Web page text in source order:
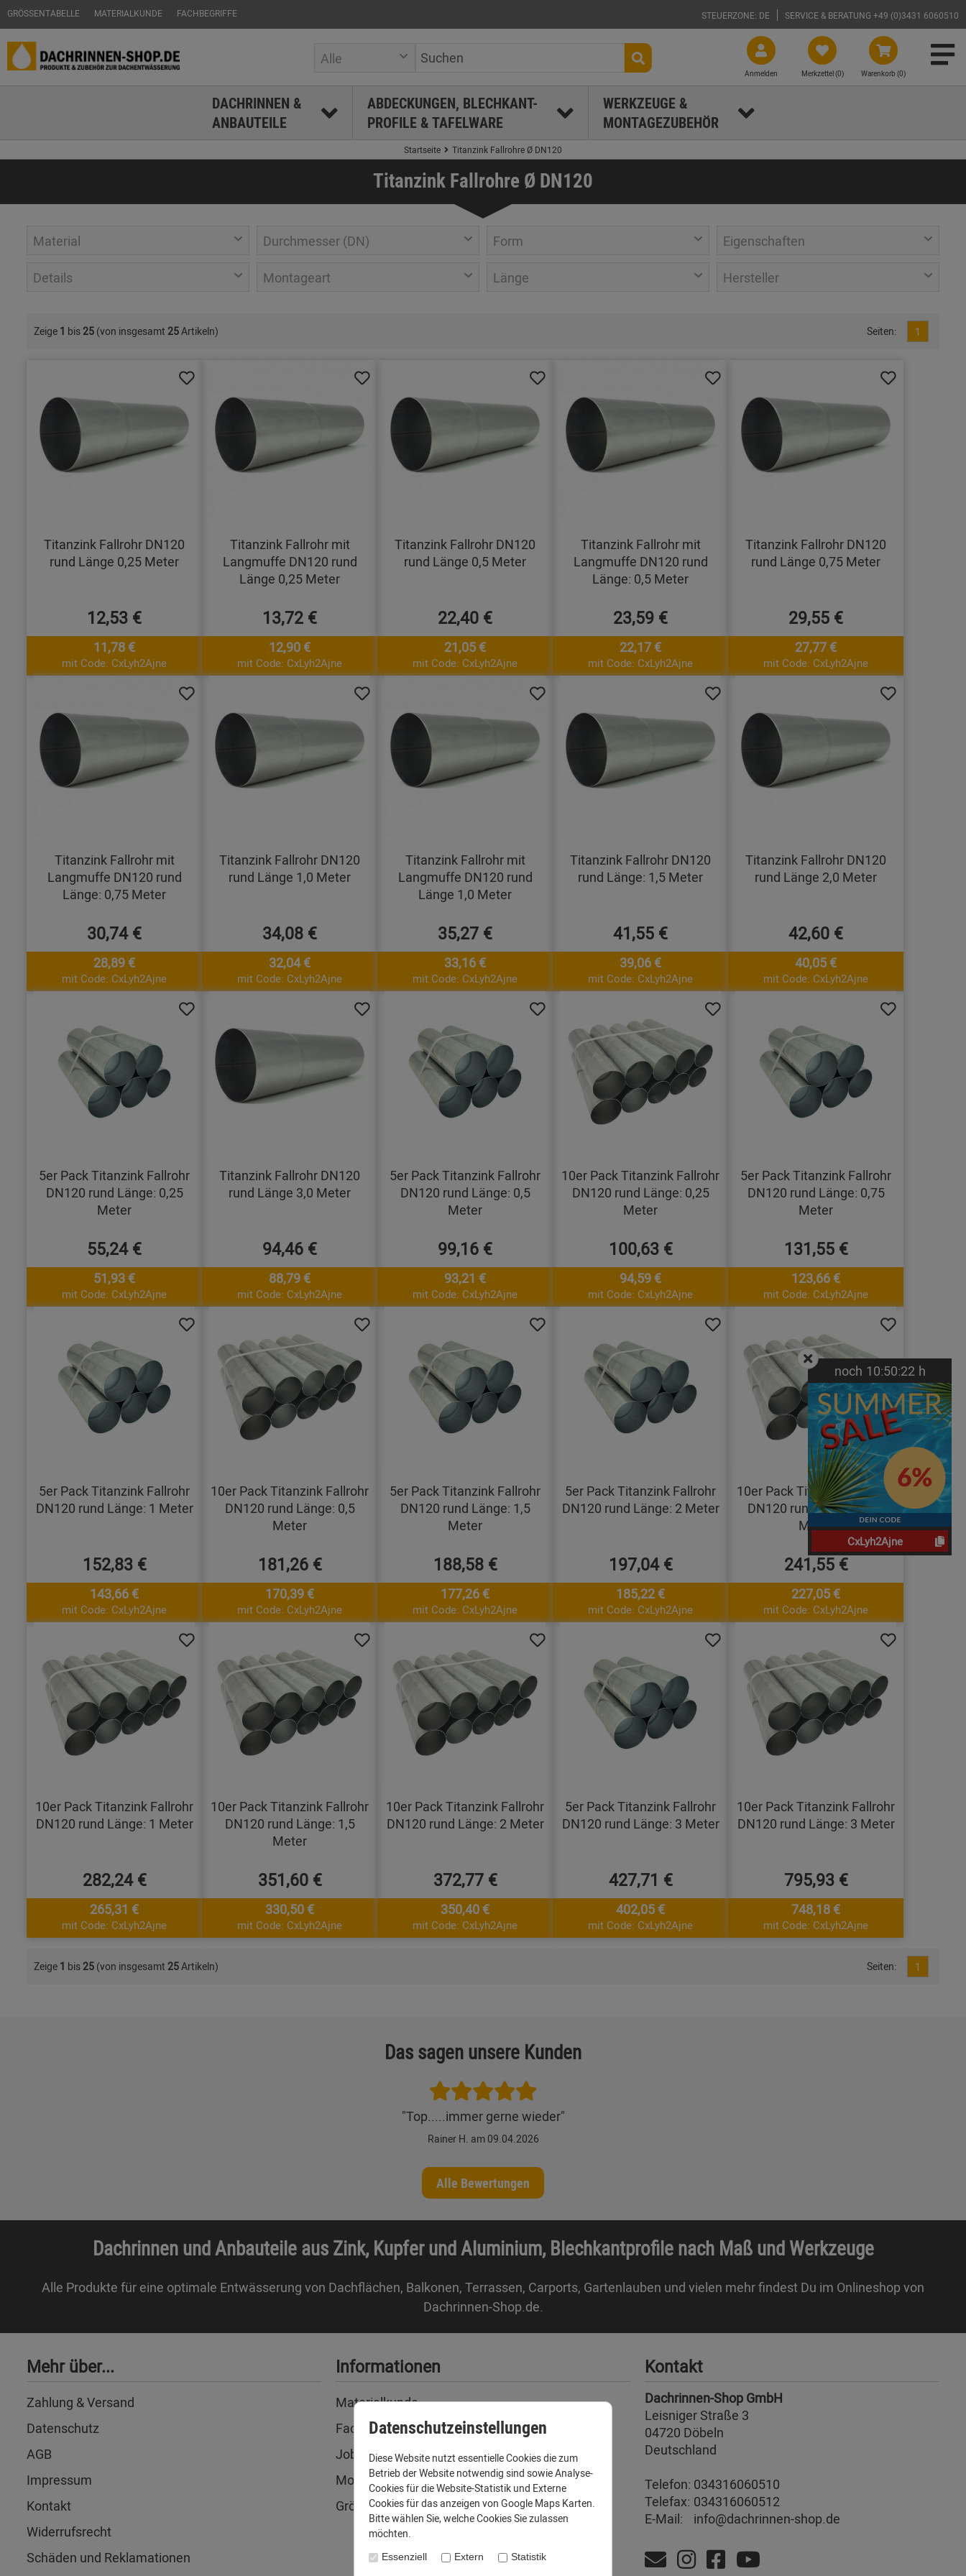
GRÖSSENTABELLE MATERIALKUNDE FACHBEGRIFFE STEUERZONE: DE SERVICE & BERATUNG +49 (0)3431 6060510
Warenkorb (0)
Merkzettel (0)
Anmelden
Alle
DACHRINNEN &
ANBAUTEILE
ABDECKUNGEN, BLECHKANT-
PROFILE & TAFELWARE
WERKZEUGE &
MONTAGEZUBEHÖR
Startseite Titanzink Fallrohre Ø DN120
Titanzink Fallrohre Ø DN120
Material Durchmesser (DN) Form Eigenschaften
Details Montageart Länge Hersteller
Zeige 1 bis 25 (von insgesamt 25Artikeln) Seiten: 1
Titanzink Fallrohr DN120
rund Länge 0,25 Meter
12,53 €
11,78 €
mit Code: CxLyh2Ajne
Titanzink Fallrohr mit
Langmuffe DN120 rund
Länge 0,25 Meter
13,72 €
12,90 €
mit Code: CxLyh2Ajne
Titanzink Fallrohr DN120
rund Länge 0,5 Meter
22,40 €
21,05 €
mit Code: CxLyh2Ajne
Titanzink Fallrohr mit
Langmuffe DN120 rund
Länge: 0,5 Meter
23,59 €
22,17 €
mit Code: CxLyh2Ajne
Titanzink Fallrohr DN120
rund Länge 0,75 Meter
29,55 €
27,77 €
mit Code: CxLyh2Ajne
Titanzink Fallrohr mit
Langmuffe DN120 rund
Länge: 0,75 Meter
30,74 €
28,89 €
mit Code: CxLyh2Ajne
Titanzink Fallrohr DN120
rund Länge 1,0 Meter
34,08 €
32,04 €
mit Code: CxLyh2Ajne
Titanzink Fallrohr mit
Langmuffe DN120 rund
Länge 1,0 Meter
35,27 €
33,16 €
mit Code: CxLyh2Ajne
Titanzink Fallrohr DN120
rund Länge: 1,5 Meter
41,55 €
39,06 €
mit Code: CxLyh2Ajne
Titanzink Fallrohr DN120
rund Länge 2,0 Meter
42,60 €
40,05 €
mit Code: CxLyh2Ajne
5er Pack Titanzink Fallrohr
DN120 rund Länge: 0,25
Meter
55,24 €
51,93 €
mit Code: CxLyh2Ajne
Titanzink Fallrohr DN120
rund Länge 3,0 Meter
94,46 €
88,79 €
mit Code: CxLyh2Ajne
5er Pack Titanzink Fallrohr
DN120 rund Länge: 0,5
Meter
99,16 €
93,21 €
mit Code: CxLyh2Ajne
10er Pack Titanzink Fallrohr
DN120 rund Länge: 0,25
Meter
100,63 €
94,59 €
mit Code: CxLyh2Ajne
5er Pack Titanzink Fallrohr
DN120 rund Länge: 0,75
Meter
131,55 €
123,66 €
mit Code: CxLyh2Ajne
5er Pack Titanzink Fallrohr
DN120 rund Länge: 1 Meter
152,83 €
143,66 €
mit Code: CxLyh2Ajne
10er Pack Titanzink Fallrohr
DN120 rund Länge: 0,5
Meter
181,26 €
170,39 €
mit Code: CxLyh2Ajne
5er Pack Titanzink Fallrohr
DN120 rund Länge: 1,5
Meter
188,58 €
177,26 €
mit Code: CxLyh2Ajne
5er Pack Titanzink Fallrohr
DN120 rund Länge: 2 Meter
197,04 €
185,22 €
mit Code: CxLyh2Ajne
10er Pack Titanzink Fallrohr
DN120 rund Länge: 0,75
Meter
241,55 €
227,05 €
mit Code: CxLyh2Ajne
10er Pack Titanzink Fallrohr
DN120 rund Länge: 1 Meter
282,24 €
265,31 €
mit Code: CxLyh2Ajne
10er Pack Titanzink Fallrohr
DN120 rund Länge: 1,5
Meter
351,60 €
330,50 €
mit Code: CxLyh2Ajne
10er Pack Titanzink Fallrohr
DN120 rund Länge: 2 Meter
372,77 €
350,40 €
mit Code: CxLyh2Ajne
5er Pack Titanzink Fallrohr
DN120 rund Länge: 3 Meter
427,71 €
402,05 €
mit Code: CxLyh2Ajne
10er Pack Titanzink Fallrohr
DN120 rund Länge: 3 Meter
795,93 €
748,18 €
mit Code: CxLyh2Ajne
Zeige 1 bis 25 (von insgesamt 25Artikeln) Seiten: 1
Das sagen unsere Kunden
"Top.....immer gerne wieder"
Rainer H. am 09.04.2026
Alle Bewertungen
Dachrinnen und Anbauteile aus Zink, Kupfer und Aluminium, Blechkantprofile nach Maß und Werkzeuge
Alle Produkte für eine optimale Entwässerung von Dachflächen, Balkonen, Terrassen, Carports, Gartenlauben und vielen mehr findest Du im Onlineshop von
Dachrinnen-Shop.de.
Mehr über...
Zahlung & Versand
Datenschutz
AGB
Impressum
Kontakt
Widerrufsrecht
Schäden und Reklamationen
Informationen
Materialkunde
Fachbegriffe
Jobs
Montage und Installationshilfen
Größentabelle
Kontakt
Dachrinnen-Shop GmbH
Leisniger Straße 3
04720 Döbeln
Deutschland
Telefon: 034316060510
Telefax: 034316060512
E-Mail:
info@dachrinnen-shop.de
noch 10:50:21 h
CxLyh2Ajne
Datenschutzeinstellungen
Diese Website nutzt essentielle Cookies die zum
Betrieb der Website notwendig sind sowie Analyse-
Cookies für die Website-Statistik und Externe
Cookies für das anzeigen von Google Maps Karten.
Bitte wählen Sie, welche Cookies Sie zulassen
möchten.
Essenziell Extern Statistik